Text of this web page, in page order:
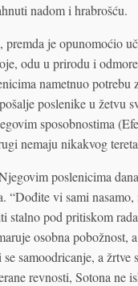
nadom i hrabrošću.
je opunomoćio
odu u prirodu i
nametnuo potrebu
poslenike u žetvu
sposobnostima
nemaju nikakvog
poslenicima
“Dođite vi sami
pod pritiskom
osobna pobožnost,
samoodricanje, a
revnosti, Sotona ne